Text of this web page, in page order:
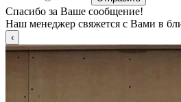
Спасибо за Ваше сообщение!
Наш менеджер свяжется с Вами в